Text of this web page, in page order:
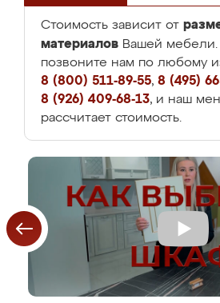
Стоимость зависит от
материалов Вашей мебели.
позвоните нам по любому
8 (800) 511-89-55, 8 (495)
8 (926) 409-68-13, и наш
рассчитает стоимость.